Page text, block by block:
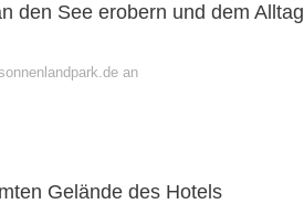
den See erobern und dem Alltag
an
Gelände des Hotels